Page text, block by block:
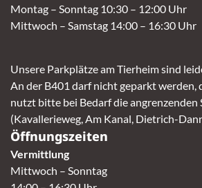
Montag – Sonntag 10:30 – 12:00 Uhr
Mittwoch – Samstag 14:00 – 16:30 Uhr
Unsere Parkplätze am Tierheim sind
An der B401 darf nicht geparkt werden,
nutzt bitte bei Bedarf die angrenzenden
(Kavallerieweg, Am Kanal, Dietrich-
Öffnungszeiten
Vermittlung
Mittwoch – Sonntag